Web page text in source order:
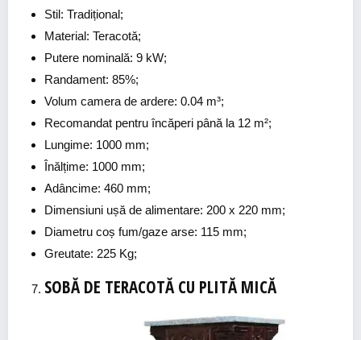
Stil: Tradițional;
Material: Teracotă;
Putere nominală: 9 kW;
Randament: 85%;
Volum camera de ardere: 0.04 m³;
Recomandat pentru încăperi până la 12 m²;
Lungime: 1000 mm;
Înălțime: 1000 mm;
Adâncime: 460 mm;
Dimensiuni ușă de alimentare: 200 x 220 mm;
Diametru coș fum/gaze arse: 115 mm;
Greutate: 225 Kg;
SOBĂ DE TERACOTĂ CU PLITĂ MICĂ